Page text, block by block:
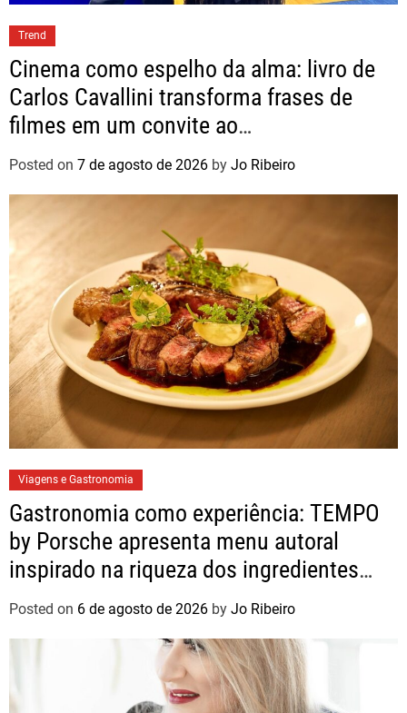
Trend
Cinema como espelho da alma: livro de
Carlos Cavallini transforma frases de
filmes em um convite ao
autoconhecimento
Posted on 7 de agosto de 2026 by Jo Ribeiro
Viagens e Gastronomia
Gastronomia como experiência: TEMPO
by Porsche apresenta menu autoral
inspirado na riqueza dos ingredientes
brasileiros
Posted on 6 de agosto de 2026 by Jo Ribeiro